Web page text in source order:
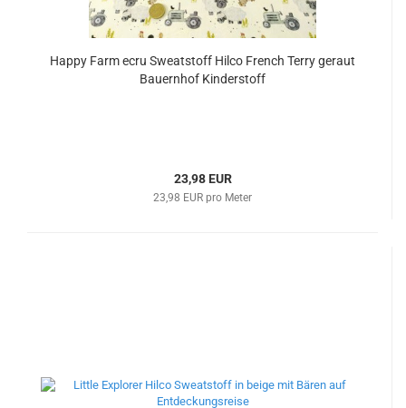
Happy Farm ecru Sweatstoff Hilco French Terry geraut
Bauernhof Kinderstoff
23,98 EUR
23,98 EUR pro Meter